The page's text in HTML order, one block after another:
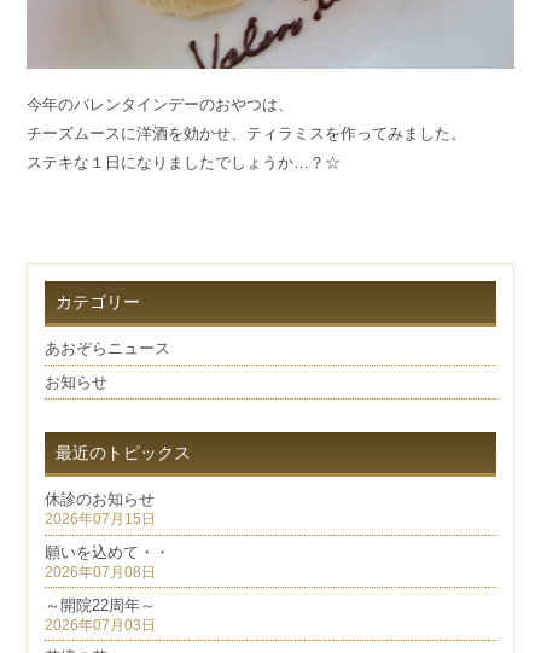
今年のバレンタインデーのおやつは、
チーズムースに洋酒を効かせ、ティラミスを作ってみました。
ステキな１日になりましたでしょうか…？☆
カテゴリー
あおぞらニュース
お知らせ
最近のトピックス
休診のお知らせ
2026年07月15日
願いを込めて・・
2026年07月08日
～開院22周年～
2026年07月03日